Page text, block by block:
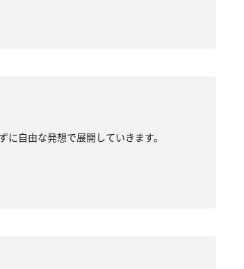
自由な発想で展開していきます。